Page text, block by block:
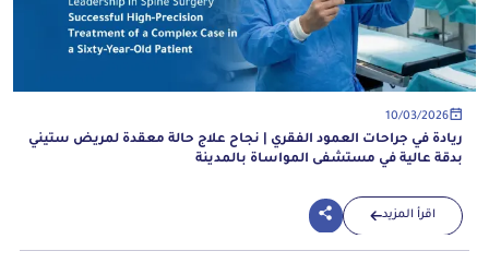
10/03/2026
ريادة في جراحات العمود الفقري | نجاح علاج حالة معقدة لمريض ستيني
بدقة عالية في مستشفى المواساة بالمدينة
اقرأ المزيد